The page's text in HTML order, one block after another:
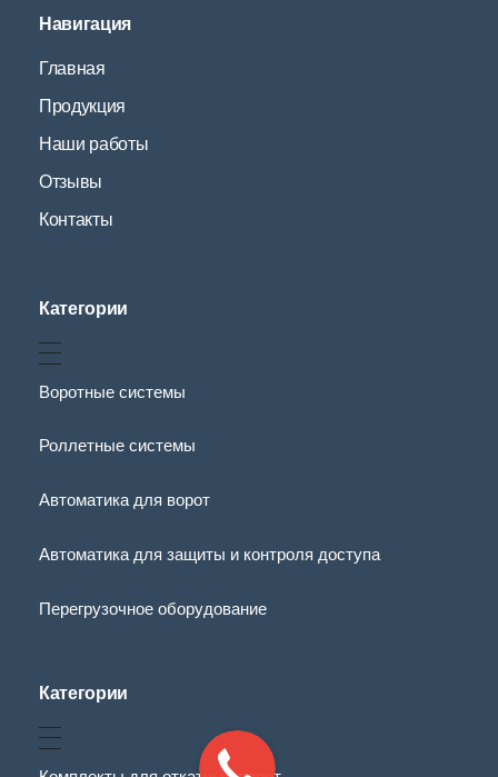
Навигация
Главная
Продукция
Наши работы
Отзывы
Контакты
Категории
Воротные системы
Роллетные системы
Автоматика для ворот
Автоматика для защиты и контроля доступа
Перегрузочное оборудование
Категории